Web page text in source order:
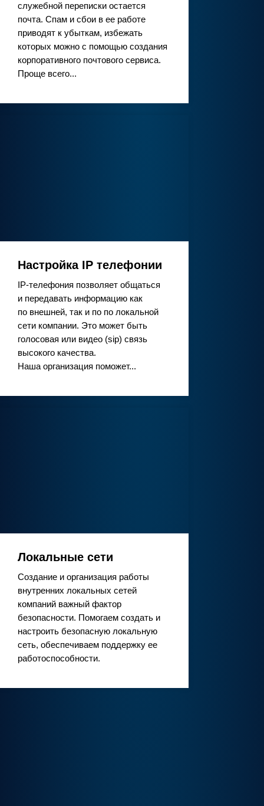
служебной переписки остается
почта. Спам и сбои в ее работе
приводят к убыткам, избежать
которых можно с помощью создания
корпоративного почтового сервиса.
Проще всего...
Настройка IP телефонии
IP-телефония позволяет общаться
и передавать информацию как
по внешней, так и по по локальной
сети компании. Это может быть
голосовая или видео (sip) связь
высокого качества.
Наша организация поможет...
Локальные сети
Создание и организация работы
внутренних локальных сетей
компаний важный фактор
безопасности. Помогаем создать и
настроить безопасную локальную
сеть, обеспечиваем поддержку ее
работоспособности.